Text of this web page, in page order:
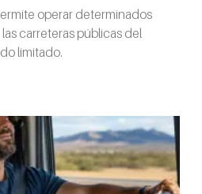
operar determinados
carreteras públicas del
limitado.